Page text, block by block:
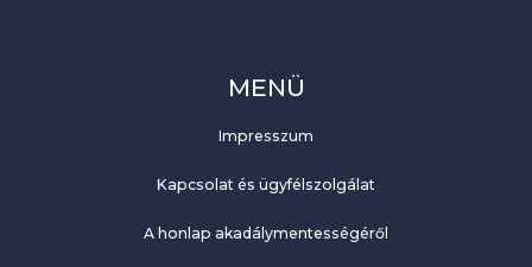
MENÜ
Impresszum
Kapcsolat és ügyfélszolgálat
A honlap akadálymentességéről